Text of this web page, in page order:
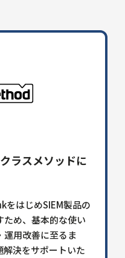
ラスメソッドに
をはじめSIEM製品の
め、基本的な使い
用改善に至るま
決をサポートいた